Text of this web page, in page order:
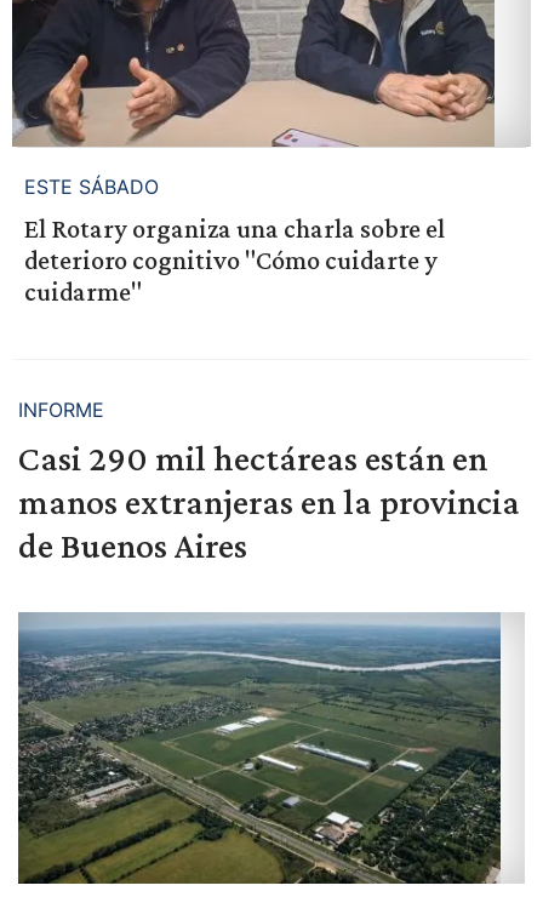
ESTE SÁBADO
El Rotary organiza una charla sobre el
deterioro cognitivo "Cómo cuidarte y
cuidarme"
INFORME
Casi 290 mil hectáreas están en
manos extranjeras en la provincia
de Buenos Aires